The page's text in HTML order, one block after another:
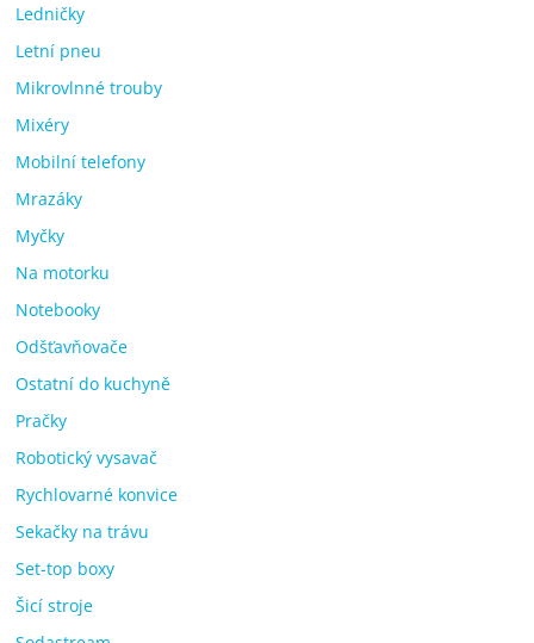
Ledničky
Letní pneu
Mikrovlnné trouby
Mixéry
Mobilní telefony
Mrazáky
Myčky
Na motorku
Notebooky
Odšťavňovače
Ostatní do kuchyně
Pračky
Robotický vysavač
Rychlovarné konvice
Sekačky na trávu
Set-top boxy
Šicí stroje